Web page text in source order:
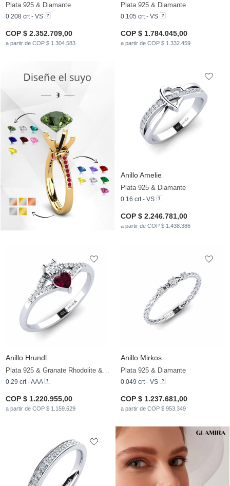
Plata 925 & Diamante
0.208 crt - VS
COP $ 2.352.709,00
a partir de COP $ 1.304.583
Plata 925 & Diamante
0.105 crt - VS
COP $ 1.784.045,00
a partir de COP $ 1.332.459
Anillo Amelie
Plata 925 & Diamante
0.16 crt - VS
COP $ 2.246.781,00
a partir de COP $ 1.438.386
Anillo Hrundl
Plata 925 & Granate Rhodolite & Circonita
0.29 crt - AAA
COP $ 1.220.955,00
a partir de COP $ 1.159.629
Anillo Mirkos
Plata 925 & Diamante
0.049 crt - VS
COP $ 1.237.681,00
a partir de COP $ 953.349